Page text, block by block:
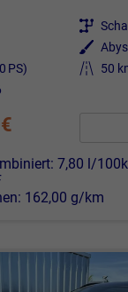
Getriebe
Außenfarbe
PS) Kilometerstand
50
7,80 l/
162,00 g/km